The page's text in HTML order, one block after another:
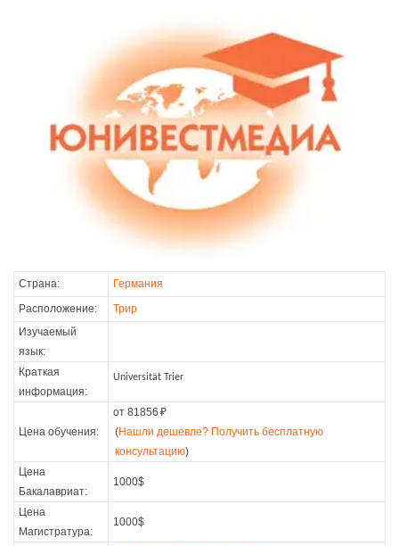
Страна:
Германия
Расположение:
Трир
Изучаемый
язык:
Краткая
информация:
Universität Trier
Цена обучения:
от 81856 ₽
(Нашли дешевле? Получить бесплатную
консультацию)
Цена
Бакалавриат:
1000$
Цена
Магистратура:
1000$